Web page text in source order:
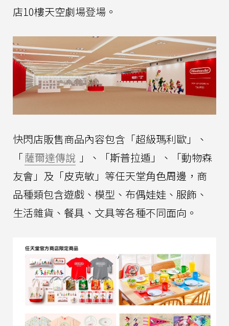
店10樓天空劇場登場。
快閃店販售商品內容包含「超級瑪利歐」、
「薩爾達傳說 」、「斯普拉遁」、「動物森
友會」及「皮克敏」等任天堂角色周邊，商
品種類包含遊戲、模型、布偶娃娃、服飾、
生活雜貨、餐具、文具等各種不同面向。